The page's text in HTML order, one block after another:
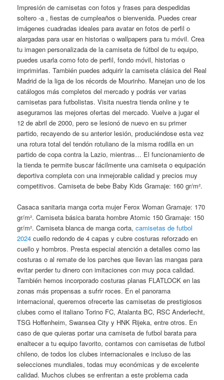
Impresión de camisetas con fotos y frases para despedidas
soltero -a , fiestas de cumpleaños o bienvenida. Puedes crear
imágenes cuadradas ideales para avatar en fotos de perfil o
alargadas para usar en historias o wallpapers para tu móvil. Crea
tu imagen personalizada de la camiseta de fútbol de tu equipo,
puedes usarla como foto de perfil, fondo móvil, historias o
imprimirlas. También puedes adquirir la camiseta clásica del Real
Madrid de la liga de los récords de Mourinho. Manejan uno de los
catálogos más completos del mercado y podrás ver varias
camisetas para futbolistas. Visita nuestra tienda online y te
aseguramos las mejores ofertas del mercado. Vuelve a jugar el
12 de abril de 2000, pero se lesionó de nuevo en su primer
partido, recayendo de su anterior lesión, produciéndose esta vez
una rotura total del tendón rotuliano de la misma rodilla en un
partido de copa contra la Lazio, mientras… El funcionamiento de
la tienda te permite buscar fácilmente una camiseta o equipación
deportiva completa con una inmejorable calidad y precios muy
competitivos. Camiseta de bebe Baby Kids Gramaje: 160 gr/m².
Casaca sanitaria manga corta mujer Ferox Woman Gramaje: 170
gr/m². Camiseta básica barata hombre Atomic 150 Gramaje: 150
gr/m². Camiseta blanca de manga corta,camisetas de futbol
2024 cuello redondo de 4 capas y cubre costuras reforzado en
cuello y hombros. Presta especial atención a detalles como las
costuras o al remate de los parches que llevan las mangas para
evitar perder tu dinero con imitaciones con muy poca calidad.
También hemos incorporado costuras planas FLATLOCK en las
zonas más propensas a sufrir roces. En el panorama
internacional, queremos ofrecerte las camisetas de prestigiosos
clubes como el italiano Torino FC, Atalanta BC, RSC Anderlecht,
TSG Hoffenheim, Swansea City y HNK Rijeka, entre otros. En
caso de que quieras portar una camiseta de futbol barata para
enaltecer a tu equipo favorito, contamos con camisetas de futbol
chileno, de todos los clubes internacionales e incluso de las
selecciones mundiales, todas muy económicas y de excelente
calidad. Muchos clubes se enfrentan a este problema cada